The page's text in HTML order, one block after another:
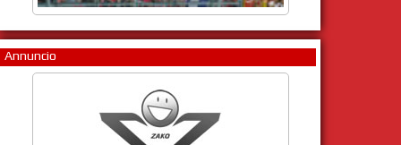
Annuncio